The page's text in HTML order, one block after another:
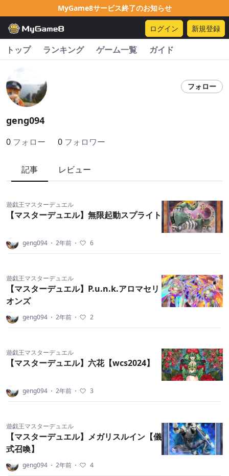
MyGame8サービス終了のお知らせ
ログイン 新規登録
トップ ランキング ゲーム一覧 ガイド
フォロー
geng094
0 フォロー 0 フォロワー
記事 レビュー
遊戯王マスターデュエル
【マスターデュエル】無限起動スプライト
geng094 ・ 2年前 ・ 6
遊戯王マスターデュエル
【マスターデュエル】P.u.n.k.アロマセリ
オンズ
geng094 ・ 2年前 ・ 2
遊戯王マスターデュエル
【マスターデュエル】六花【wcs2024】
geng094 ・ 2年前 ・ 3
遊戯王マスターデュエル
【マスターデュエル】メガリスルイン【儀
式召喚】
geng094 ・ 2年前 ・ 4